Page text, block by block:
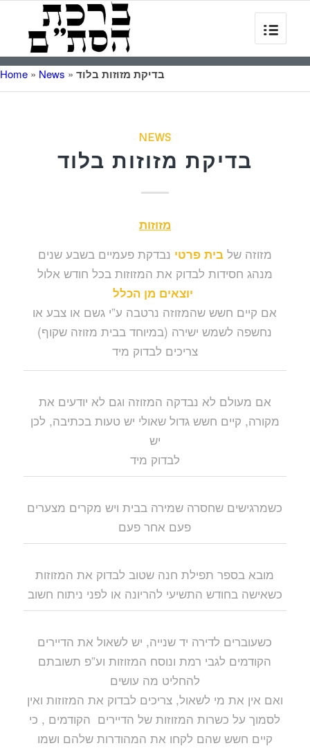
Home » News » בדיקת מזוזות בלוד
NEWS
בדיקת מזוזות בלוד
מזוזות
מזוזה שלבית פרטי נבדקת פעמיים בשבע שנים
מנהג חסידות לבדוק את המזוזות בכל חודש אלול
אם קיים חשש שהמזוזה נרטבה ע”י גשם או צבע או
נחשפה לשמש ישירה (במיוחד בבית מזוזה שקוף)
צריכים לבדוק מיד
אם מעולם לא נבדקה המזוזה וגם לא יודעים את
מקורה, קיים חשש גדול שאולי יש טעות בכתיבה, לכן
יש
לבדוק מיד
כשמרגישים שחסרה שמירה בבית ויש מקרים מצערים
פעם אחר פעם
מובא בספר תפילת חנה שטוב לבדוק את המזוזות
כשאישה בחודש התשיעי להריונה או לפני ניתוח חשוב
כשעוברים לדירה יד שנייה, יש לשאול את הדיירים
הקודמים לגבי רמת ונוסח המזוזות וע”פ תשובתם
להחליט מה עושים
ואם אין את מי לשאול, צריכים לבדוק את המזוזות ואין
לסמוך על כשרות המזוזות של הדיירים הקודמים , כי
קיים חשש שהם לקחו את המהודרות שלהם ושמו